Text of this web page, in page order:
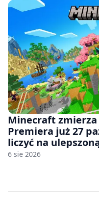
Minecraft
Premiera już 27
liczyć na
6 sie 2026